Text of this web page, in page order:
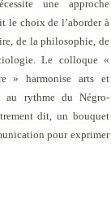
une approche
le choix de l’aborder à
de la philosophie, de
Le colloque «
» harmonise arts et
au rythme du Négro-
dit, un bouquet
pour exprimer